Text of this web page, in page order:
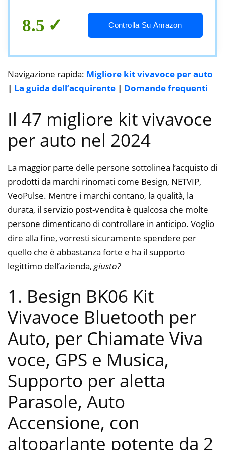
8.5 Controlla Su Amazon
Navigazione rapida: Migliore kit vivavoce per auto
| La guida dell’acquirente | Domande frequenti
Il 47 migliore kit vivavoce
per auto nel 2024
La maggior parte delle persone sottolinea l’acquisto di
prodotti da marchi rinomati come Besign, NETVIP,
VeoPulse. Mentre i marchi contano, la qualità, la
durata, il servizio post-vendita è qualcosa che molte
persone dimenticano di controllare in anticipo. Voglio
dire alla fine, vorresti sicuramente spendere per
quello che è abbastanza forte e ha il supporto
legittimo dell’azienda, giusto?
1. Besign BK06 Kit
Vivavoce Bluetooth per
Auto, per Chiamate Viva
voce, GPS e Musica,
Supporto per aletta
Parasole, Auto
Accensione, con
altoparlante potente da 2